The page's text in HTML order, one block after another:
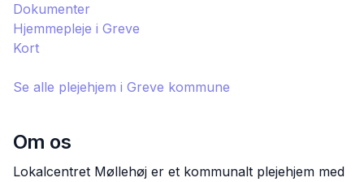
Dokumenter
Hjemmepleje i Greve
Kort
Se alle plejehjem i Greve kommune
Om os
Lokalcentret Møllehøj er et kommunalt plejehjem med